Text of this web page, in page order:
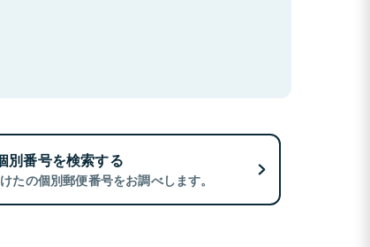
別番号を検索する
たの個別郵便番号をお調べします。